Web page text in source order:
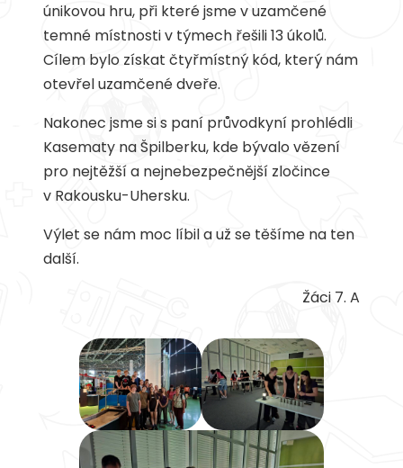
únikovou hru, při které jsme v uzamčené
temné místnosti v týmech řešili 13 úkolů.
Cílem bylo získat čtyřmístný kód, který nám
otevřel uzamčené dveře.
Nakonec jsme si s paní průvodkyní prohlédli
Kasematy na Špilberku, kde bývalo vězení
pro nejtěžší a nejnebezpečnější zločince
v Rakousku-Uhersku.
Výlet se nám moc líbil a už se těšíme na ten
další.
Žáci 7. A